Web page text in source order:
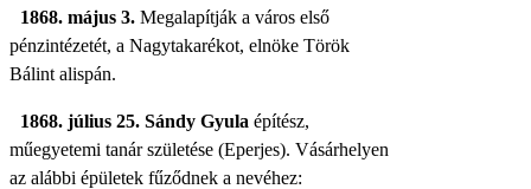
1868. május 3.Megalapítják a város első
pénzintézetét, a Nagytakarékot, elnöke Török
Bálint alispán.
1868. július 25.Sándy Gyula építész,
műegyetemi tanár születése (Eperjes). Vásárhelyen
az alábbi épületek fűződnek a nevéhez: